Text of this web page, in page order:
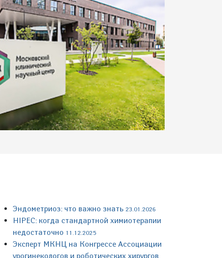
Эндометриоз: что важно знать 23.01.2026
HIPEC: когда стандартной химиотерапии
недостаточно 11.12.2025
Эксперт МКНЦ на Конгрессе Ассоциации
урогинекологов и роботических хирургов